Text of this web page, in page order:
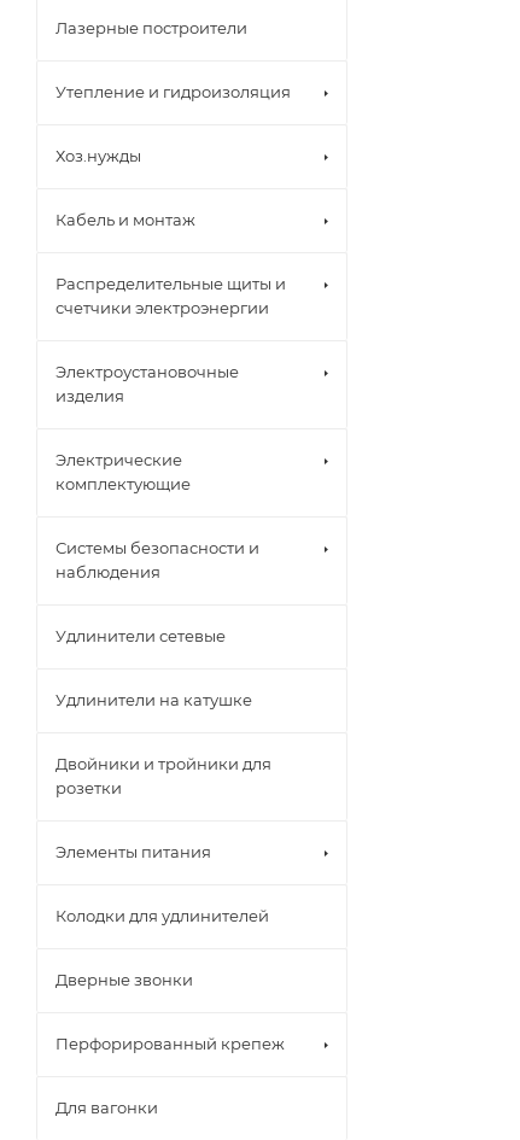
Лазерные построители
Утепление и гидроизоляция
Хоз.нужды
Кабель и монтаж
Распределительные щиты и
счетчики электроэнергии
Электроустановочные
изделия
Электрические
комплектующие
Системы безопасности и
наблюдения
Удлинители сетевые
Удлинители на катушке
Двойники и тройники для
розетки
Элементы питания
Колодки для удлинителей
Дверные звонки
Перфорированный крепеж
Для вагонки